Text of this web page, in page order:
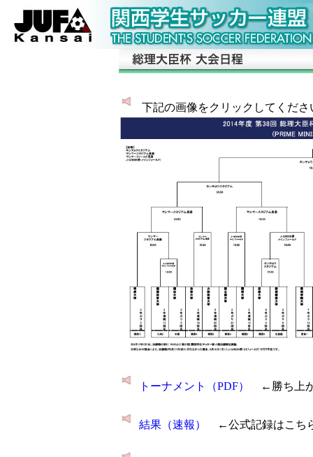
下記の画像をクリックしてくださ
トーナメント（PDF） ←勝ち上
結果（速報） ←公式記録はこち